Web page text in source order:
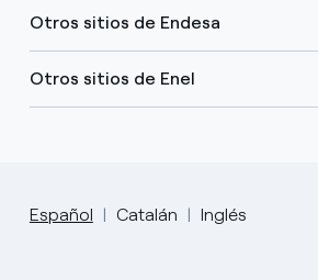
Otros sitios de Endesa
Otros sitios de Enel
Español Catalán Inglés